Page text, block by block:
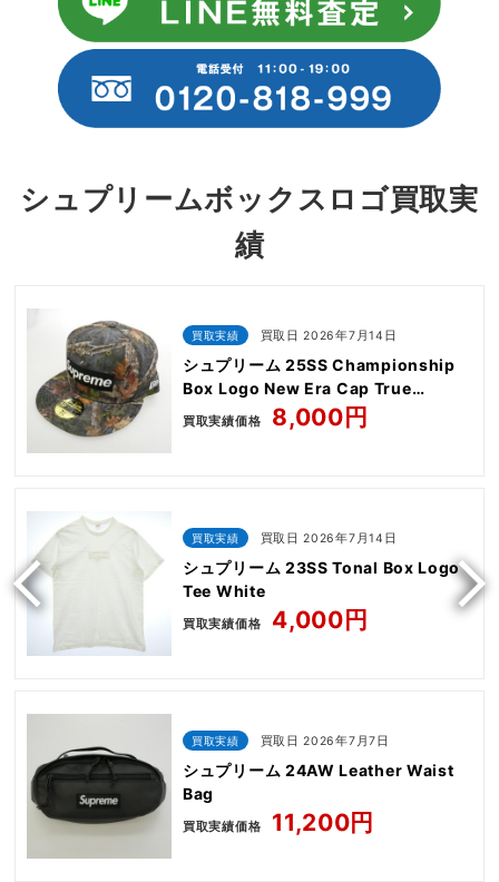
シュプリームボックスロゴ買取実
績
買取実績 買取日 2026年7月14日
シュプリーム 25SS Championship
Box Logo New Era Cap True
Timber Kanati camo
買取実績価格 8,000円
買取実績 買取日 2026年7月14日
シュプリーム 23SS Tonal Box Logo
Tee White
買取実績価格 4,000円
買取実績 買取日 2026年7月7日
シュプリーム 24AW Leather Waist
Bag
買取実績価格 11,200円